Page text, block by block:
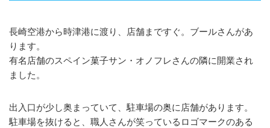
長崎空港から時津港に渡り、店舗まですぐ。ブールさんがあ
ります。
有名店舗のスペイン菓子サン・オノフレさんの隣に開業され
ました。
出入口が少し奥まっていて、駐車場の奥に店舗があります。
駐車場を抜けると、職人さんが笑っているロゴマークのある